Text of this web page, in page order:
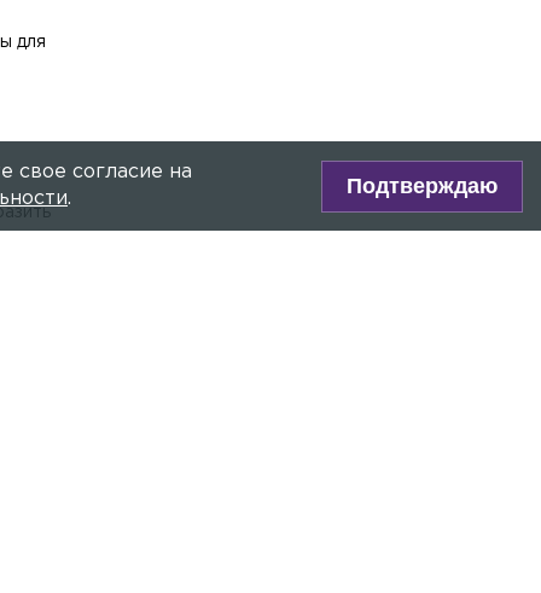
для
свое согласие на
.
Подтверждаю